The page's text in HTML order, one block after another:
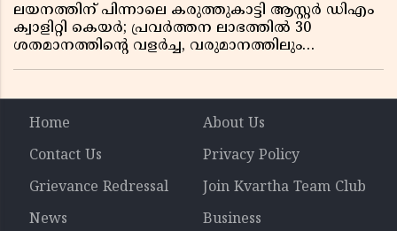
ലയനത്തിന് പിന്നാലെ കരുത്തുകാട്ടി ആസ്റ്റർ ഡിഎം
ക്വാളിറ്റി കെയർ; പ്രവർത്തന ലാഭത്തിൽ 30
ശതമാനത്തിൻ്റെ വളർച്ച, വരുമാനത്തിലും
Home
About Us
Contact Us
Privacy Policy
Grievance Redressal
Join Kvartha Team Club
News
Business